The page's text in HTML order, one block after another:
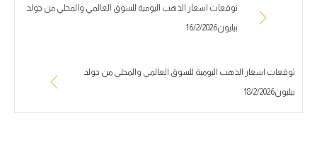
توقعات اسعار الذهب اليومية للسوق العالمي والمحلي من جولد
بيليون16/2/2026
توقعات اسعار الذهب اليومية للسوق العالمي والمحلي من جولد
بيليون18/2/2026